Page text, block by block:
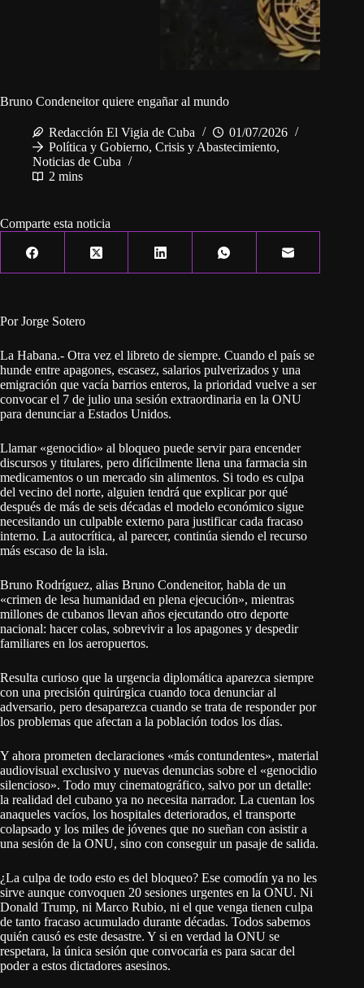
Bruno Condeneitor quiere engañar al mundo
Redacción El Vigia de Cuba
01/07/2026
Política y Gobierno, Crisis y Abastecimiento,
Noticias de Cuba
2 mins
Comparte esta noticia
Por Jorge Sotero
La Habana.- Otra vez el libreto de siempre. Cuando el país se
hunde entre apagones, escasez, salarios pulverizados y una
emigración que vacía barrios enteros, la prioridad vuelve a ser
convocar el 7 de julio una sesión extraordinaria en la ONU
para denunciar a Estados Unidos.
Llamar «genocidio» al bloqueo puede servir para encender
discursos y titulares, pero difícilmente llena una farmacia sin
medicamentos o un mercado sin alimentos. Si todo es culpa
del vecino del norte, alguien tendrá que explicar por qué
después de más de seis décadas el modelo económico sigue
necesitando un culpable externo para justificar cada fracaso
interno. La autocrítica, al parecer, continúa siendo el recurso
más escaso de la isla.
Bruno Rodríguez, alias Bruno Condeneitor, habla de un
«crimen de lesa humanidad en plena ejecución», mientras
millones de cubanos llevan años ejecutando otro deporte
nacional: hacer colas, sobrevivir a los apagones y despedir
familiares en los aeropuertos.
Resulta curioso que la urgencia diplomática aparezca siempre
con una precisión quirúrgica cuando toca denunciar al
adversario, pero desaparezca cuando se trata de responder por
los problemas que afectan a la población todos los días.
Y ahora prometen declaraciones «más contundentes», material
audiovisual exclusivo y nuevas denuncias sobre el «genocidio
silencioso». Todo muy cinematográfico, salvo por un detalle:
la realidad del cubano ya no necesita narrador. La cuentan los
anaqueles vacíos, los hospitales deteriorados, el transporte
colapsado y los miles de jóvenes que no sueñan con asistir a
una sesión de la ONU, sino con conseguir un pasaje de salida.
¿La culpa de todo esto es del bloqueo? Ese comodín ya no les
sirve aunque convoquen 20 sesiones urgentes en la ONU. Ni
Donald Trump, ni Marco Rubio, ni el que venga tienen culpa
de tanto fracaso acumulado durante décadas. Todos sabemos
quién causó es este desastre. Y si en verdad la ONU se
respetara, la única sesión que convocaría es para sacar del
poder a estos dictadores asesinos.